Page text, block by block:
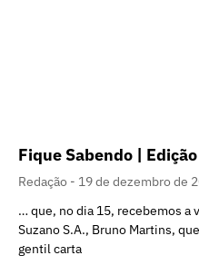
Fique Sabendo |
Redação
19 de dezembro de
… que, no dia 15, recebemos a
Suzano S.A., Bruno Martins,
gentil carta